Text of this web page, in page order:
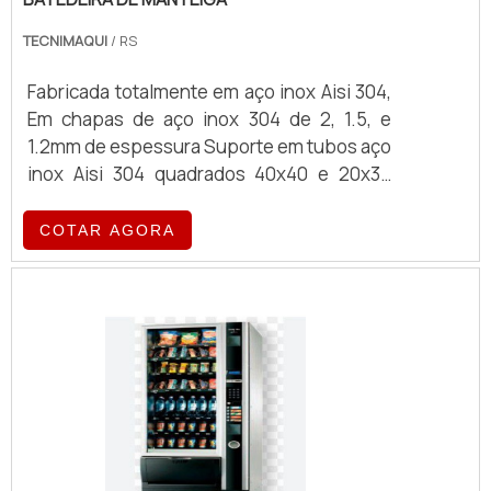
TECNIMAQUI / RS
Fabricada totalmente em aço inox Aisi 304,
Em chapas de aço inox 304 de 2, 1.5, e
1.2mm de espessura Suporte em tubos aço
inox Aisi 304 quadrados 40x40 e 20x30
tipo TAMBOR e ou CÔNICO Estrutura
reforçada em viga U inox para os
acompanhado por: • Contatoras • Chave
sinalização • Chave de partida moto
redutor A maquina possui visor, válvula
manual de alivio , tampa de visita e saída de
produto e válvula de dessoragem
COTAR AGORA